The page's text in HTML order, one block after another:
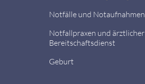
Notfälle und Notaufnahmen
Notfallpraxen und ärztlicher
Bereitschaftsdienst
Geburt